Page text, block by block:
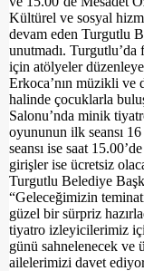
Kültürel ve sosyal
devam eden Turgutlu
unutmadı.
için atölyeler
Erkoca’nın müzikli ve
halinde çocuklarla
Salonu’nda minik
oyununun ilk seansı
seansı ise saat
girişler ise ücretsiz
Turgutlu Belediye
“Geleceğimizin
güzel bir sürpriz
tiyatro izleyicilerimiz
günü sahnelenecek ve
ailelerimizi davet